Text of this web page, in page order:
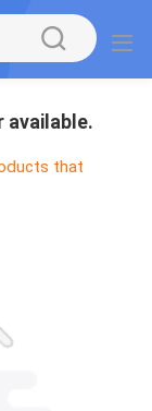
available.
that